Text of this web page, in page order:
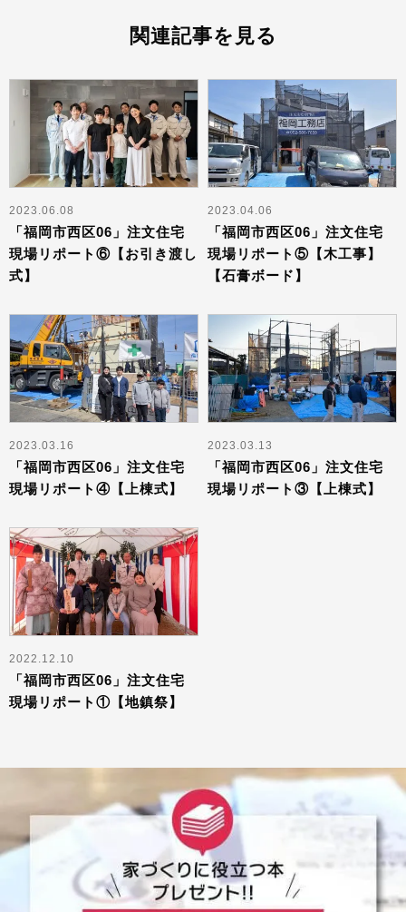
関連記事を見る
2023.06.08
「福岡市西区06」注文住宅
現場リポート⑥【お引き渡し
式】
2023.04.06
「福岡市西区06」注文住宅
現場リポート⑤【木工事】
【石膏ボード】
2023.03.16
「福岡市西区06」注文住宅
現場リポート④【上棟式】
2023.03.13
「福岡市西区06」注文住宅
現場リポート③【上棟式】
2022.12.10
「福岡市西区06」注文住宅
現場リポート①【地鎮祭】